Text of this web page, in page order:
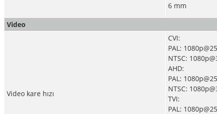
6 mm
Video
Video kare hızı
CVI:
PAL:
NTSC:
AHD:
PAL:
NTSC:
TVI:
PAL: